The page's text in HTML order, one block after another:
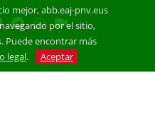
mejor, abb.eaj-pnv.eus
por el sitio,
Puede encontrar más
legal. Aceptar